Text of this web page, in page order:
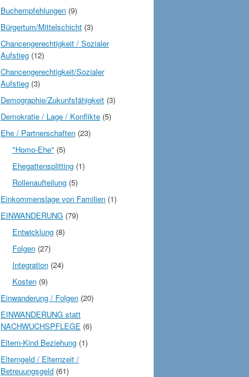
Buchempfehlungen (9)
Bürgertum/Mittelschicht (3)
Chancengerechtigkeit / Sozialer
Aufstieg (12)
Chancengerechtigkeit/Sozialer
Aufstieg (3)
Demographie/Zukunfsfähigkeit (3)
Demokratie / Lage / Konflikte (5)
Ehe / Partnerschaften (23)
"Homo-Ehe" (5)
Ehegattensplitting(1)
Rollenaufteilung(5)
Einkommenslage von Familien (1)
EINWANDERUNG (79)
Entwicklung(8)
Folgen(27)
Integration(24)
Kosten(9)
Einwanderung / Folgen (20)
EINWANDERUNG statt
NACHWUCHSPFLEGE (6)
Eltern-Kind Beziehung (1)
Elterngeld / Elternzeit /
Betreuungsgeld (61)